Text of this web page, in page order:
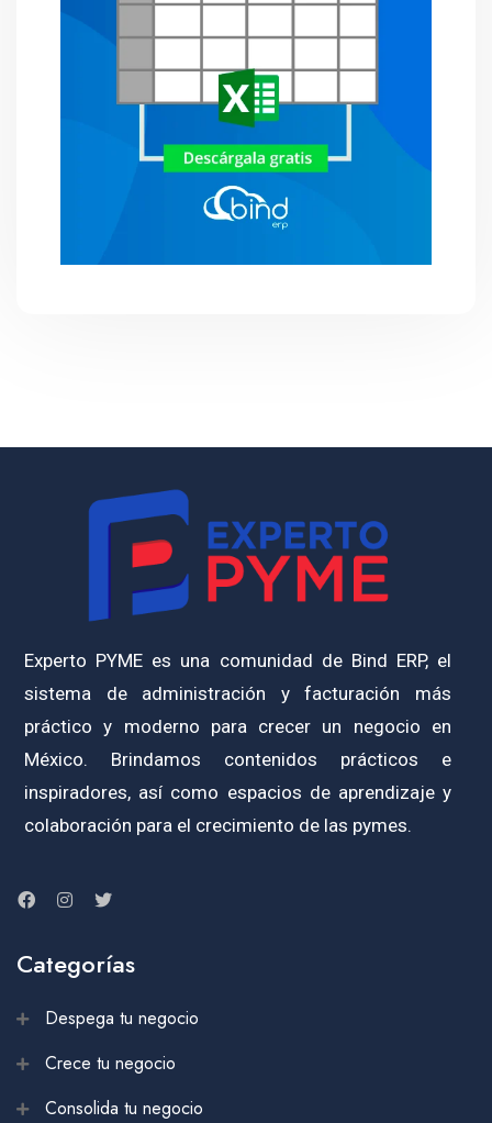
Experto PYME es una comunidad de Bind ERP, el
sistema de administración y facturación más
práctico y moderno para crecer un negocio en
México. Brindamos contenidos prácticos e
inspiradores, así como espacios de aprendizaje y
colaboración para el crecimiento de las pymes.
Categorías
Despega tu negocio
Crece tu negocio
Consolida tu negocio